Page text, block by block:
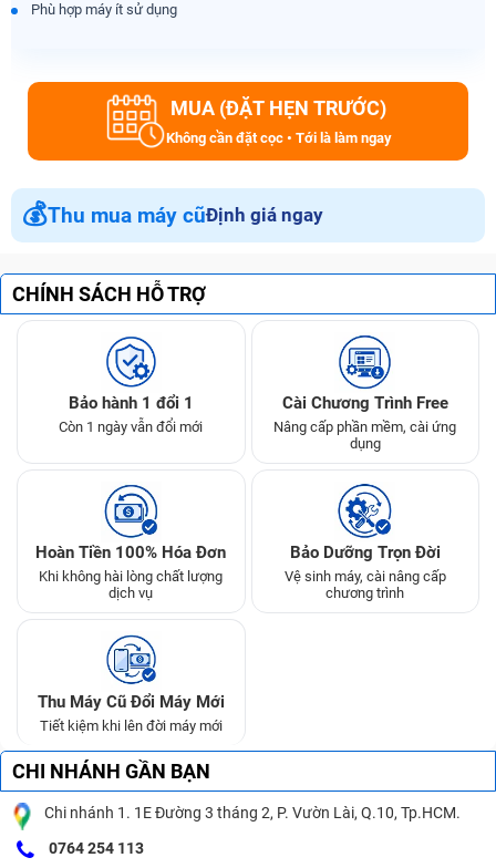
Phù hợp máy ít sử dụng
MUA (ĐẶT HẸN TRƯỚC)
Không cần đặt cọc • Tới là làm ngay
💰Thu mua máy cũĐịnh giá ngay
CHÍNH SÁCH HỖ TRỢ
Bảo hành 1 đổi 1
Còn 1 ngày vẫn đổi mới
Cài Chương Trình Free
Nâng cấp phần mềm, cài ứng
dụng
Hoàn Tiền 100% Hóa Đơn
Khi không hài lòng chất lượng
dịch vụ
Bảo Dưỡng Trọn Đời
Vệ sinh máy, cài nâng cấp
chương trình
Thu Máy Cũ Đổi Máy Mới
Tiết kiệm khi lên đời máy mới
CHI NHÁNH GẦN BẠN
Chi nhánh 1. 1E Đường 3 tháng 2, P. Vườn Lài, Q.10, Tp.HCM.
0764 254 113